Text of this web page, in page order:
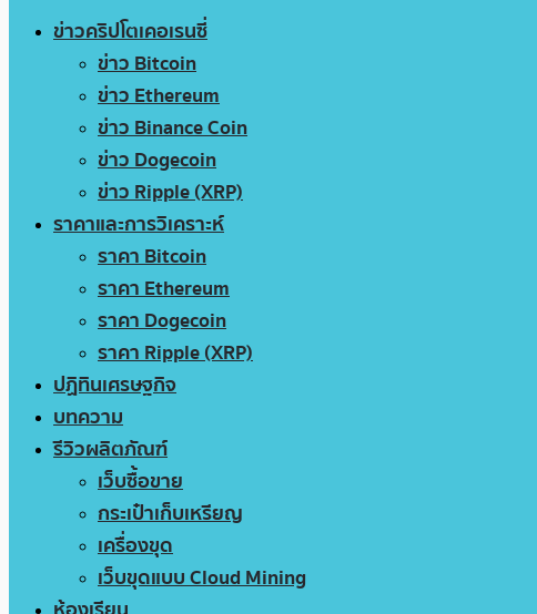
ข่าวคริปโตเคอเรนซี่
ข่าว Bitcoin
ข่าว Ethereum
ข่าว Binance Coin
ข่าว Dogecoin
ข่าว Ripple (XRP)
ราคาและการวิเคราะห์
ราคา Bitcoin
ราคา Ethereum
ราคา Dogecoin
ราคา Ripple (XRP)
ปฏิทินเศรษฐกิจ
บทความ
รีวิวผลิตภัณฑ์
เว็บซื้อขาย
กระเป๋าเก็บเหรียญ
เครื่องขุด
เว็บขุดแบบ Cloud Mining